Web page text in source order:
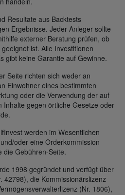
Resultate aus Backtests
Ergebnisse. Jeder Anleger sollte
externer Beratung prüfen, ob
ist. Alle Investitionen
gibt keine Garantie auf Gewinne.
Seite richten sich weder an
Einwohner eines bestimmten
oder die Verwendung der auf
Inhalte gegen örtliche Gesetze oder
werden im Wesentlichen
oder eine Orderkommission
die Gebühren-Seite.
1998 gegründet und verfügt über
42798), die Kommissionärslizenz
(Nr. 1806),